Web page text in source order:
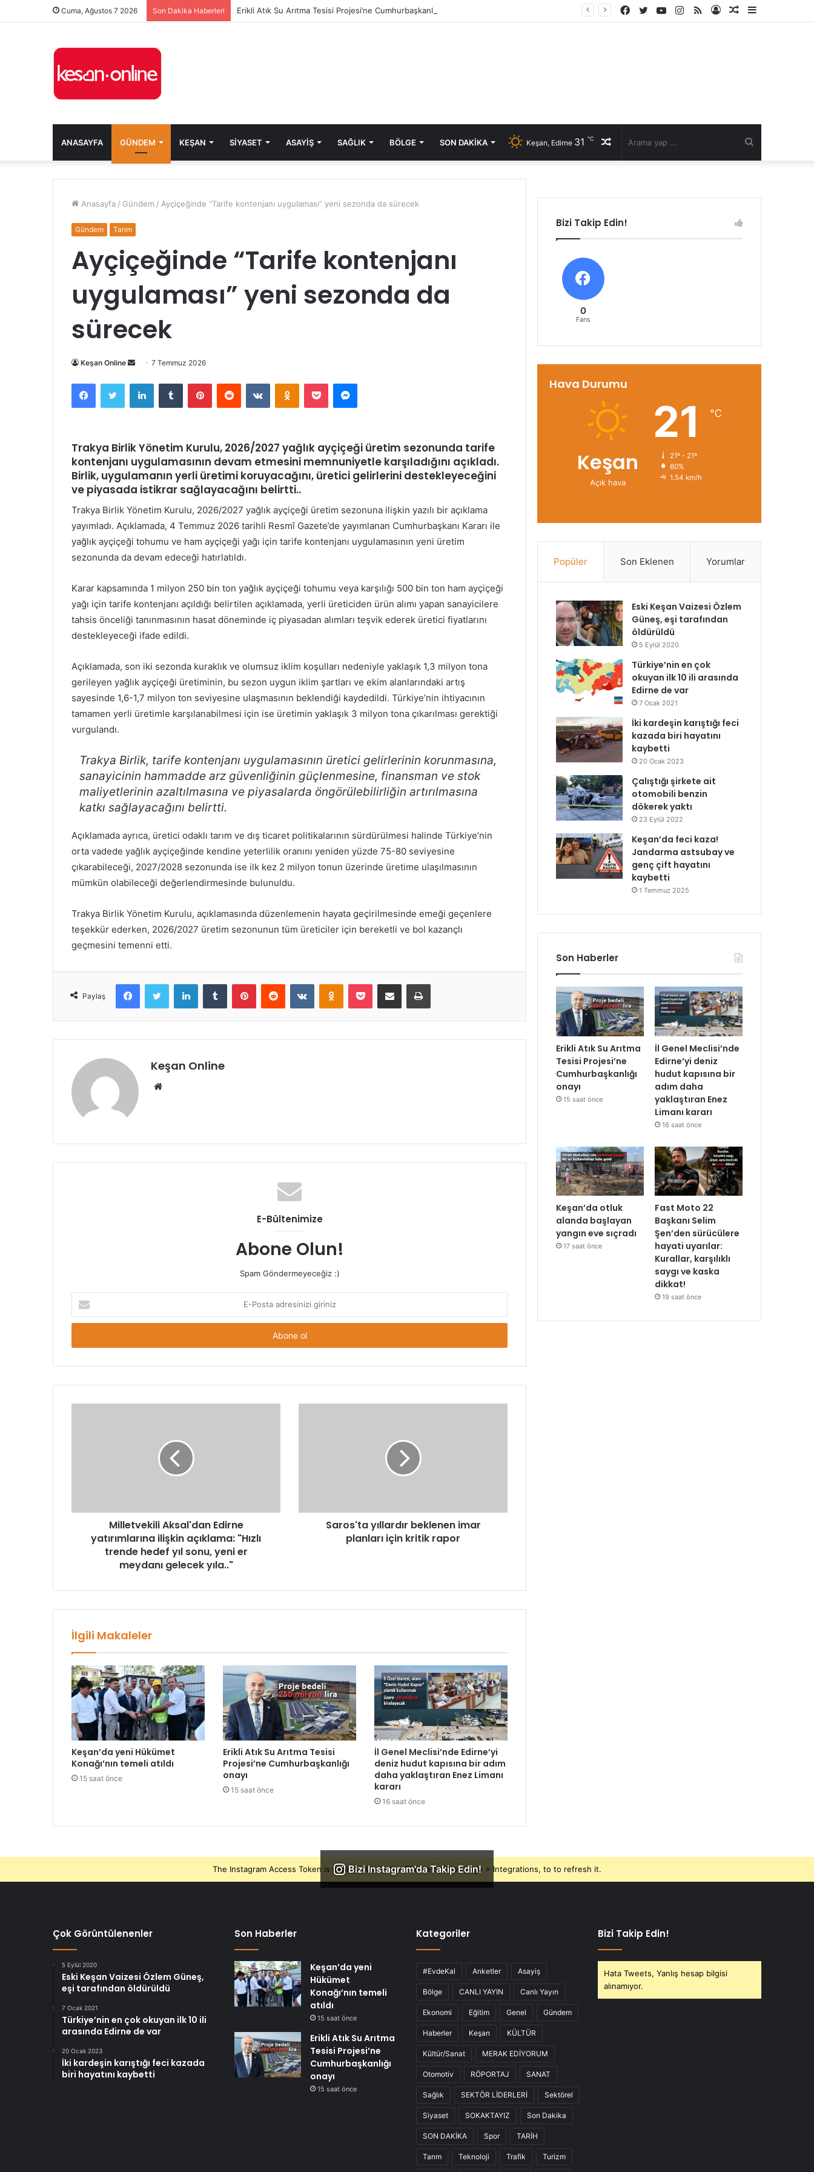
Cuma, Ağustos 7 2026 Son Dakika Haberleri Erikli Atık Su Arıtma Tesisi Projesi’ne Cumhurbaşkanlığı onayı
Kenar
Rastgele
Kayıt
RSS
Instagram
YouTube
Twitter
Facebook
ANASAYFA GÜNDEM KEŞAN SIYASET ASAYIŞ SAĞLIK BÖLGE SON DAKIKA Rastgele
Keşan, Edirne 31 ℃
Anasayfa / Gündem / Ayçiçeğinde “Tarife kontenjanı uygulaması” yeni sezonda da sürecek
Gündem Tarım
Ayçiçeğinde “Tarife kontenjanı
uygulaması” yeni sezonda da
sürecek
Keşan Online
Bir
posta
göndermek
7 Temmuz 2026
FacebookTwitter LinkedInTumblr PinterestReddit VKontakteOdnoklassniki
Pocket Messenger
Trakya Birlik Yönetim Kurulu, 2026/2027 yağlık ayçiçeği üretim sezonunda tarife
kontenjanı uygulamasının devam etmesini memnuniyetle karşıladığını açıkladı.
Birlik, uygulamanın yerli üretimi koruyacağını, üretici gelirlerini destekleyeceğini
ve piyasada istikrar sağlayacağını belirtti..
Trakya Birlik Yönetim Kurulu, 2026/2027 yağlık ayçiçeği üretim sezonuna ilişkin yazılı bir açıklama
yayımladı. Açıklamada, 4 Temmuz 2026 tarihli Resmî Gazete’de yayımlanan Cumhurbaşkanı Kararı ile
yağlık ayçiçeği tohumu ve ham ayçiçeği yağı için tarife kontenjanı uygulamasının yeni üretim
sezonunda da devam edeceği hatırlatıldı.
Karar kapsamında 1 milyon 250 bin ton yağlık ayçiçeği tohumu veya karşılığı 500 bin ton ham ayçiçeği
yağı için tarife kontenjanı açıldığı belirtilen açıklamada, yerli üreticiden ürün alımı yapan sanayicilere
tahsis önceliği tanınmasının hasat döneminde iç piyasadan alımları teşvik ederek üretici fiyatlarını
destekleyeceği ifade edildi.
Açıklamada, son iki sezonda kuraklık ve olumsuz iklim koşulları nedeniyle yaklaşık 1,3 milyon tona
gerileyen yağlık ayçiçeği üretiminin, bu sezon uygun iklim şartları ve ekim alanlarındaki artış
sayesinde 1,6-1,7 milyon ton seviyesine ulaşmasının beklendiği kaydedildi. Türkiye’nin ihtiyacının
tamamen yerli üretimle karşılanabilmesi için ise üretimin yaklaşık 3 milyon tona çıkarılması gerektiği
vurgulandı.
Trakya Birlik, tarife kontenjanı uygulamasının üretici gelirlerinin korunmasına,
sanayicinin hammadde arz güvenliğinin güçlenmesine, finansman ve stok
maliyetlerinin azaltılmasına ve piyasalarda öngörülebilirliğin artırılmasına
katkı sağlayacağını belirtti.
Açıklamada ayrıca, üretici odaklı tarım ve dış ticaret politikalarının sürdürülmesi halinde Türkiye’nin
orta vadede yağlık ayçiçeğinde kendine yeterlilik oranını yeniden yüzde 75-80 seviyesine
çıkarabileceği, 2027/2028 sezonunda ise ilk kez 2 milyon tonun üzerinde üretime ulaşılmasının
mümkün olabileceği değerlendirmesinde bulunuldu.
Trakya Birlik Yönetim Kurulu, açıklamasında düzenlemenin hayata geçirilmesinde emeği geçenlere
teşekkür ederken, 2026/2027 üretim sezonunun tüm üreticiler için bereketli ve bol kazançlı
geçmesini temenni etti.
Paylaş
FacebookTwitter LinkedInTumblr PinterestReddit VKontakteOdnoklassniki
Pocket E-Posta ile paylaş Yazdır
Keşan Online
Web
E-Bültenimize
Abone Olun!
Spam Göndermeyeceğiz :)
Posta
adresinizi
Milletvekili Aksal'dan Edirne
yatırımlarına ilişkin açıklama: "Hızlı
trende hedef yıl sonu, yeni er
meydanı gelecek yıla.."
Saros'ta yıllardır beklenen imar
planları için kritik rapor
İlgili Makaleler
Keşan’da yeni Hükümet
Konağı’nın temeli atıldı
15 saat önce
Erikli Atık Su Arıtma Tesisi
Projesi’ne Cumhurbaşkanlığı
onayı
15 saat önce
İl Genel Meclisi’nde Edirne’yi
deniz hudut kapısına bir adım
daha yaklaştıran Enez Limanı
kararı
16 saat önce
Bizi Takip Edin!
0
Fans
Hava Durumu
Keşan
Açık hava
21 ℃
21º - 21º
60%
1.54 km/h
Popüler Son Eklenen Yorumlar
Eski Keşan Vaizesi Özlem
Güneş, eşi tarafından
öldürüldü
5 Eylül 2020
Türkiye’nin en çok
okuyan ilk 10 ili arasında
Edirne de var
7 Ocak 2021
İki kardeşin karıştığı feci
kazada biri hayatını
kaybetti
20 Ocak 2023
Çalıştığı şirkete ait
otomobili benzin
dökerek yaktı
23 Eylül 2022
Keşan’da feci kaza!
Jandarma astsubay ve
genç çift hayatını
kaybetti
1 Temmuz 2025
Son Haberler
Erikli Atık Su Arıtma
Tesisi Projesi’ne
Cumhurbaşkanlığı
onayı
15 saat önce
İl Genel Meclisi’nde
Edirne’yi deniz
hudut kapısına bir
adım daha
yaklaştıran Enez
Limanı kararı
16 saat önce
Keşan’da otluk
alanda başlayan
yangın eve sıçradı
17 saat önce
Fast Moto 22
Başkanı Selim
Şen’den sürücülere
hayati uyarılar:
Kurallar, karşılıklı
saygı ve kaska
dikkat!
19 saat önce
Bizi Instagram'da Takip Edin!
The Instagram Access Token is expired, Go to the Theme options page > Integrations, to to refresh it.
Çok Görüntülenenler
5 Eylül 2020
Eski Keşan Vaizesi Özlem Güneş,
eşi tarafından öldürüldü
7 Ocak 2021
Türkiye’nin en çok okuyan ilk 10 ili
arasında Edirne de var
20 Ocak 2023
İki kardeşin karıştığı feci kazada
biri hayatını kaybetti
Son Haberler
Keşan’da yeni
Hükümet
Konağı’nın temeli
atıldı
15 saat önce
Erikli Atık Su Arıtma
Tesisi Projesi’ne
Cumhurbaşkanlığı
onayı
15 saat önce
Kategoriler
#EvdeKal Anketler Asayiş
Bölge CANLI YAYIN Canlı Yayın
Ekonomi Eğitim Genel Gündem
Haberler Keşan KÜLTÜR
Kültür/Sanat MERAK EDİYORUM
Otomotiv RÖPORTAJ SANAT
Sağlık SEKTÖR LİDERLERİ Sektörel
Siyaset SOKAKTAYIZ Son Dakika
SON DAKİKA Spor TARİH
Tarım Teknoloji Trafik Turizm
Bizi Takip Edin!
Hata Tweets, Yanlış hesap bilgisi
alınamıyor.